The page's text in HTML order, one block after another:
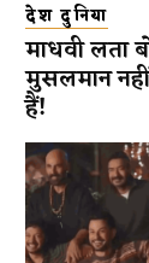
देश दुनिया
माधवी लता
मुसलमान
हैं!